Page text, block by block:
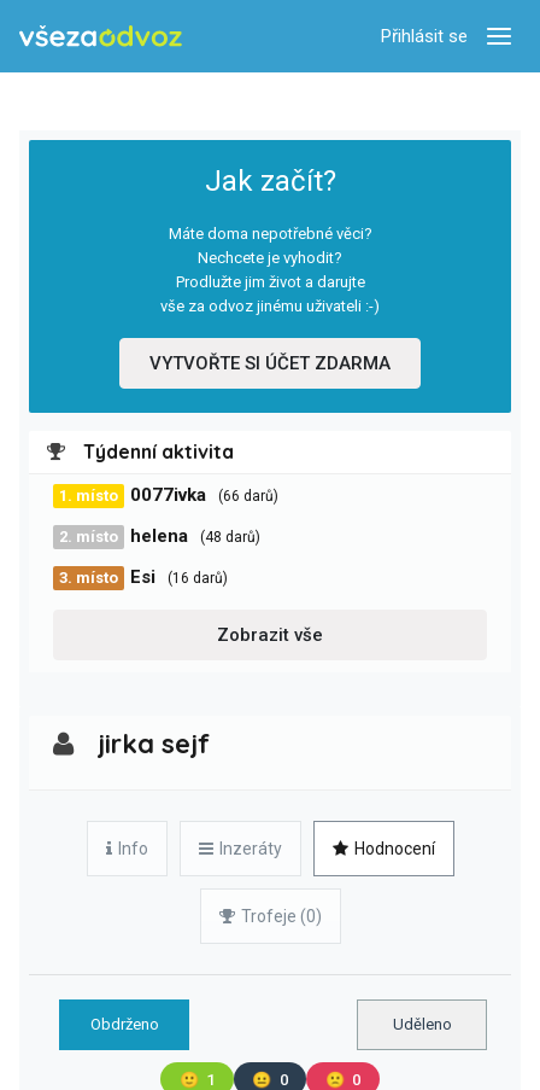
Přihlásit se
Jak začít?
Máte doma nepotřebné věci?
Nechcete je vyhodit?
Prodlužte jim život a darujte
vše za odvoz jinému uživateli :-)
VYTVOŘTE SI ÚČET ZDARMA
Týdenní aktivita
1. místo 0077ivka (66 darů)
2. místo helena (48 darů)
3. místo Esi (16 darů)
Zobrazit vše
jirka sejf
Info Inzeráty Hodnocení
Trofeje (0)
Obdrženo Uděleno
🙂 1 😐 0 🙁 0